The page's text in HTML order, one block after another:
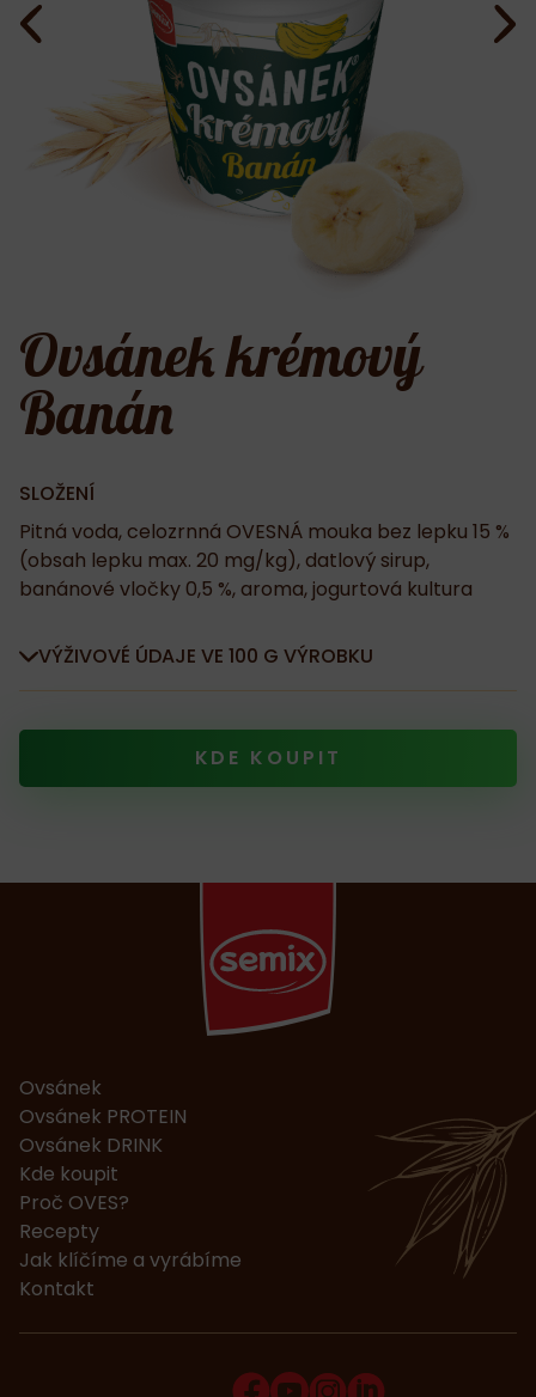
Ovsánek krémový
Banán
SLOŽENÍ
Pitná voda, celozrnná OVESNÁ mouka bez lepku 15 %
(obsah lepku max. 20 mg/kg), datlový sirup,
banánové vločky 0,5 %, aroma, jogurtová kultura
VÝŽIVOVÉ ÚDAJE VE 100 G VÝROBKU
KDE KOUPIT
Ovsánek
Ovsánek PROTEIN
Ovsánek DRINK
Kde koupit
Proč OVES?
Recepty
Jak klíčíme a vyrábíme
Kontakt